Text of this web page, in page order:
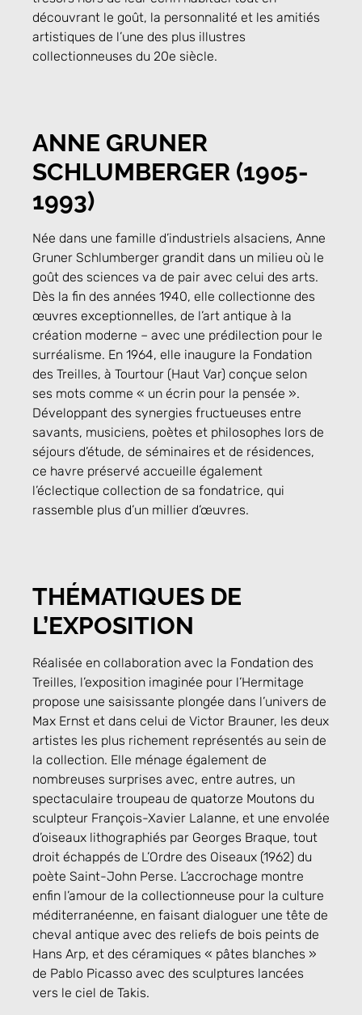
découvrant le goût, la personnalité et les amitiés
artistiques de l’une des plus illustres
collectionneuses du 20e siècle.
ANNE GRUNER
SCHLUMBERGER (1905-
1993)
Née dans une famille d’industriels alsaciens, Anne
Gruner Schlumberger grandit dans un milieu où le
goût des sciences va de pair avec celui des arts.
Dès la fin des années 1940, elle collectionne des
œuvres exceptionnelles, de l’art antique à la
création moderne – avec une prédilection pour le
surréalisme. En 1964, elle inaugure la Fondation
des Treilles, à Tourtour (Haut Var) conçue selon
ses mots comme « un écrin pour la pensée ».
Développant des synergies fructueuses entre
savants, musiciens, poètes et philosophes lors de
séjours d’étude, de séminaires et de résidences,
ce havre préservé accueille également
l’éclectique collection de sa fondatrice, qui
rassemble plus d’un millier d’œuvres.
THÉMATIQUES DE
L’EXPOSITION
Réalisée en collaboration avec la Fondation des
Treilles, l’exposition imaginée pour l’Hermitage
propose une saisissante plongée dans l’univers de
Max Ernst et dans celui de Victor Brauner, les deux
artistes les plus richement représentés au sein de
la collection. Elle ménage également de
nombreuses surprises avec, entre autres, un
spectaculaire troupeau de quatorze Moutons du
sculpteur François-Xavier Lalanne, et une envolée
d’oiseaux lithographiés par Georges Braque, tout
droit échappés de L’Ordre des Oiseaux (1962) du
poète Saint-John Perse. L’accrochage montre
enfin l’amour de la collectionneuse pour la culture
méditerranéenne, en faisant dialoguer une tête de
cheval antique avec des reliefs de bois peints de
Hans Arp, et des céramiques « pâtes blanches »
de Pablo Picasso avec des sculptures lancées
vers le ciel de Takis.